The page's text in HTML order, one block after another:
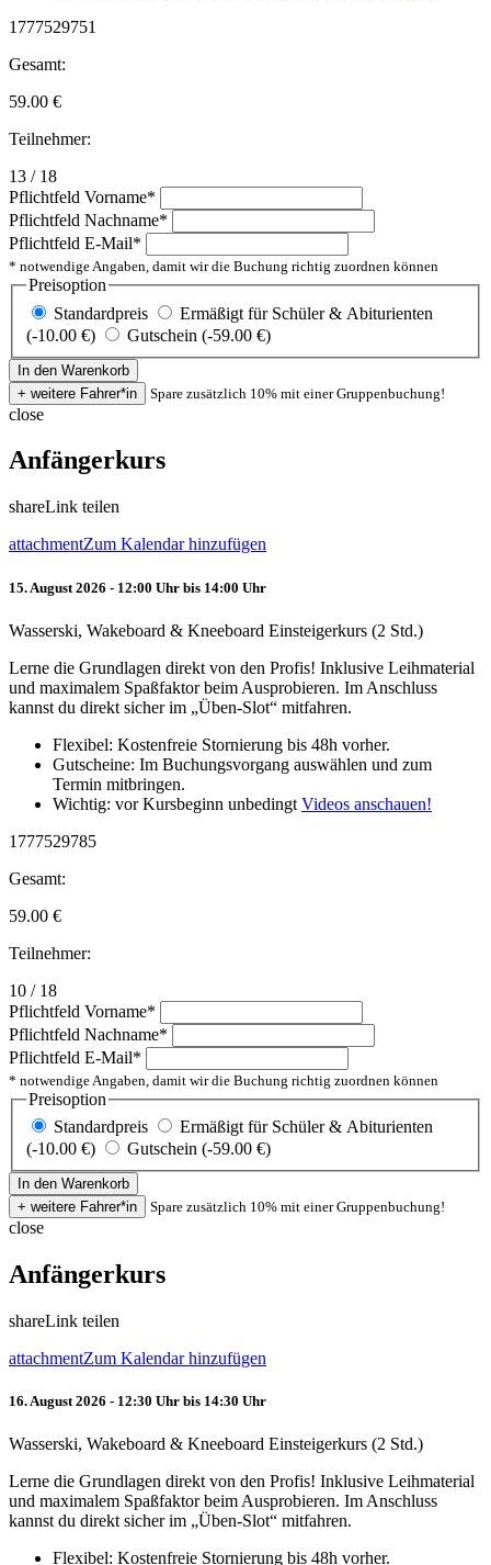
1777529751
Gesamt:
59.00 €
Teilnehmer:
13 / 18
Pflichtfeld Vorname*
Pflichtfeld Nachname*
Pflichtfeld E-Mail*
* notwendige Angaben, damit wir die Buchung richtig zuordnen können
Preisoption
Standardpreis
Ermäßigt für Schüler & Abiturienten
(-10.00 €)
Gutschein (-59.00 €)
Spare zusätzlich 10% mit einer Gruppenbuchung!
close
Anfängerkurs
shareLink teilen
attachmentZum Kalendar hinzufügen
15. August 2026 - 12:00 Uhr bis 14:00 Uhr
Wasserski, Wakeboard & Kneeboard Einsteigerkurs (2 Std.)
Lerne die Grundlagen direkt von den Profis! Inklusive Leihmaterial
und maximalem Spaßfaktor beim Ausprobieren. Im Anschluss
kannst du direkt sicher im „Üben-Slot“ mitfahren.
Flexibel: Kostenfreie Stornierung bis 48h vorher.
Gutscheine: Im Buchungsvorgang auswählen und zum
Termin mitbringen.
Wichtig: vor Kursbeginn unbedingt Videos anschauen!
1777529785
Gesamt:
59.00 €
Teilnehmer:
10 / 18
Pflichtfeld Vorname*
Pflichtfeld Nachname*
Pflichtfeld E-Mail*
* notwendige Angaben, damit wir die Buchung richtig zuordnen können
Preisoption
Standardpreis
Ermäßigt für Schüler & Abiturienten
(-10.00 €)
Gutschein (-59.00 €)
Spare zusätzlich 10% mit einer Gruppenbuchung!
close
Anfängerkurs
shareLink teilen
attachmentZum Kalendar hinzufügen
16. August 2026 - 12:30 Uhr bis 14:30 Uhr
Wasserski, Wakeboard & Kneeboard Einsteigerkurs (2 Std.)
Lerne die Grundlagen direkt von den Profis! Inklusive Leihmaterial
und maximalem Spaßfaktor beim Ausprobieren. Im Anschluss
kannst du direkt sicher im „Üben-Slot“ mitfahren.
Flexibel: Kostenfreie Stornierung bis 48h vorher.